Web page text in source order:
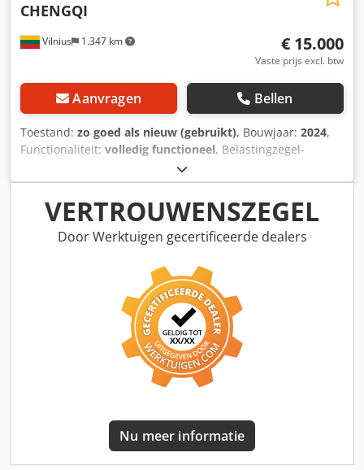
Pakketafmetingen (min / max) Lengte: 75 – 330 mm Hoogte:
Overvoersysteem inbegrepen Houders voor boven- en
onderfolierollen Documentatie beschikbaar
Vilnius 1.347 km
CHENGQI
€ 15.000
Vaste prijs excl. btw
Aanvragen Bellen
Toestand: zo goed als nieuw (gebruikt), Bouwjaar: 2024,
Functionaliteit: volledig functioneel, Belastingzegel-
machine voor nicotine/snus blikken. Capaciteit: 2.500
belastingzegels per uur. Werkt perfect. Dksdpfxjytf S Ds
AgtsrVERTROUWENSZEGEL
Door Werktuigen gecertificeerde dealers
Nu meer informatie